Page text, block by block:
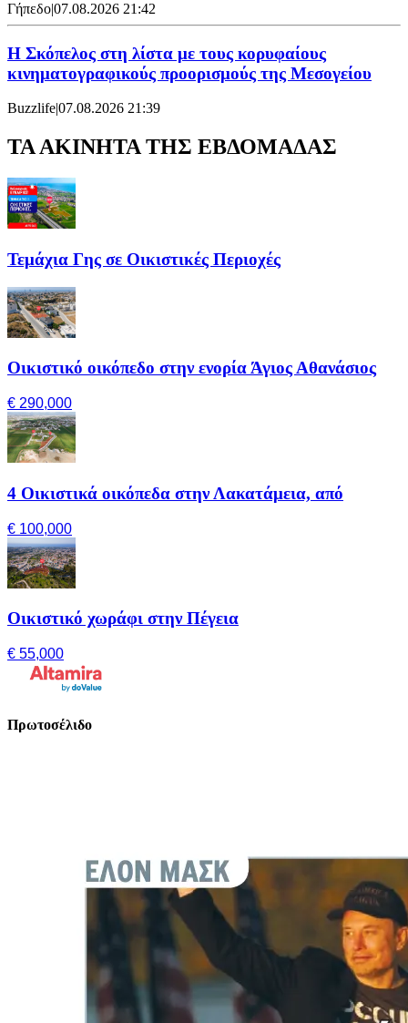
Γήπεδο|07.08.2026 21:42
Η Σκόπελος στη λίστα με τους κορυφαίους
κινηματογραφικούς προορισμούς της Μεσογείου
Buzzlife07.08.2026 21:39
ΤΑ ΑΚΙΝΗΤΑ ΤΗΣ ΕΒΔΟΜΑΔΑΣ
Τεμάχια Γης σε Οικιστικές Περιοχές
Οικιστικό οικόπεδο στην ενορία Άγιος Αθανάσιος
€ 290,000
4 Οικιστικά οικόπεδα στην Λακατάμεια, από
€ 100,000
Οικιστικό χωράφι στην Πέγεια
€ 55,000
Πρωτοσέλιδο